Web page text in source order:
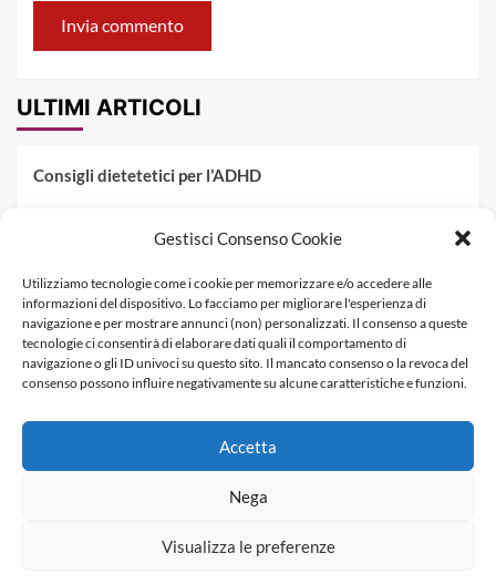
Gestisci Consenso Cookie
Utilizziamo tecnologie come i cookie per memorizzare e/o accedere alle
informazioni del dispositivo. Lo facciamo per migliorare l'esperienza di
navigazione e per mostrare annunci (non) personalizzati. Il consenso a queste
tecnologie ci consentirà di elaborare dati quali il comportamento di
navigazione o gli ID univoci su questo sito. Il mancato consenso o la revoca del
consenso possono influire negativamente su alcune caratteristiche e funzioni.
Accetta
Nega
Visualizza le preferenze
ULTIMI ARTICOLI
Consigli dietetetici per l’ADHD
Fenilchetonuria
Dieta militare: come funziona, opinioni e schema tipo per
dimagrire in 3 giorni
Informativa Privacy
Copyright © Dietagratis.com è un sito di proprietà di